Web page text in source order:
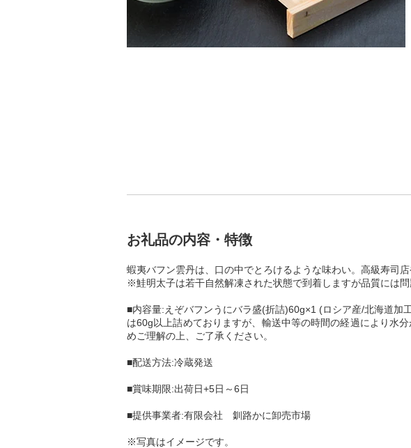
お礼品の内容・特徴
蝦夷バフン雲丹は、口の中でとろけるような味わい。高級寿司
※鮭明太子は若干自然解凍された状態で到着しますが品質には問
■内容量:えぞバフンうにバラ盛(折詰)60g×1 (ロシア産/北
は60g以上詰めておりますが、輸送中等の時間の経過により水
めご理解の上、ご了承ください。
■配送方法:冷蔵発送
■賞味期限:出荷日+5日～6日
■提供事業者:有限会社 釧路かに卸売市場
※写真はイメージです。